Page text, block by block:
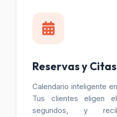
Reservas y
Calendario inteligente
Tus clientes eligen
segundos, y